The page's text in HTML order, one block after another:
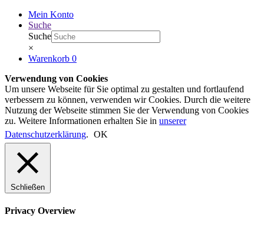
Mein Konto
Suche
Suche
×
Warenkorb 0
Verwendung von Cookies
Um unsere Webseite für Sie optimal zu gestalten und fortlaufend
verbessern zu können, verwenden wir Cookies. Durch die weitere
Nutzung der Webseite stimmen Sie der Verwendung von Cookies
zu. Weitere Informationen erhalten Sie in unserer
Datenschutzerklärung. OK
Schließen
Privacy Overview